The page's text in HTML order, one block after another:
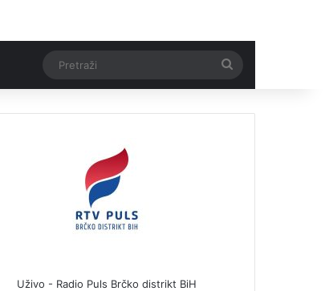
Uživo - Radio Puls Brčko distrikt BiH